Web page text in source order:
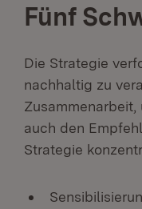
Fünf
Die Strategie
nachhaltig zu
auch den
Strategie